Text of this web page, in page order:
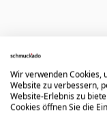
Wir verwenden Cookies,
Website zu verbessern,
Website-Erlebnis zu
Cookies öffnen Sie die